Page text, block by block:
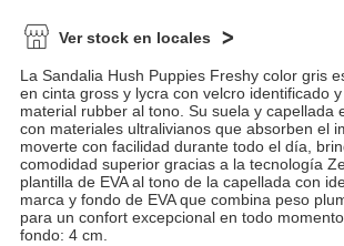
Ver stock en locales
La Sandalia Hush Puppies Freshy color gris
en cinta gross y lycra con velcro identificado
material rubber al tono. Su suela y capellada
con materiales ultralivianos que absorben el
moverte con facilidad durante todo el día,
comodidad superior gracias a la tecnología
plantilla de EVA al tono de la capellada con
marca y fondo de EVA que combina peso
para un confort excepcional en todo
fondo: 4 cm.